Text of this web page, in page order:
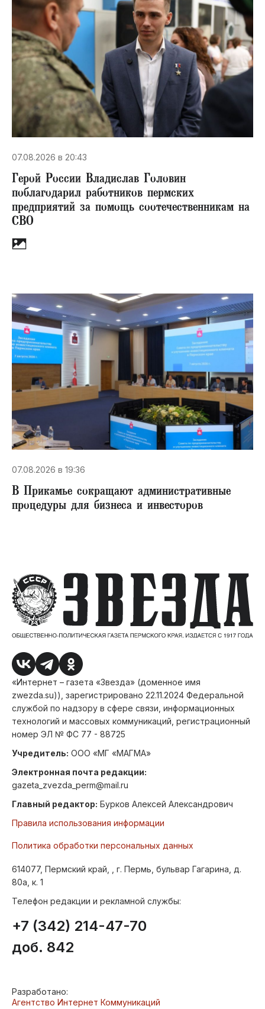
07.08.2026 в 20:43
Герой России Владислав Головин
поблагодарил работников пермских
предприятий за помощь соотечественникам на
СВО
07.08.2026 в 19:36
В Прикамье сокращают административные
процедуры для бизнеса и инвесторов
«Интернет – газета «Звезда» (доменное имя
zwezda.su)), зарегистрировано 22.11.2024 Федеральной
службой по надзору в сфере связи, информационных
технологий и массовых коммуникаций, регистрационный
номер ЭЛ № ФС 77 - 88725
Учредитель: ООО «МГ «МАГМА»
Электронная почта редакции:
gazeta_zvezda_perm@mail.ru
Главный редактор: Бурков Алексей Александрович
Правила использования информации
Политика обработки персональных данных
614077, Пермский край, , г. Пермь, бульвар Гагарина, д.
80а, к. 1
Телефон редакции и рекламной службы:
+7 (342) 214-47-70
доб. 842
Разработано:
Агентство Интернет Коммуникаций